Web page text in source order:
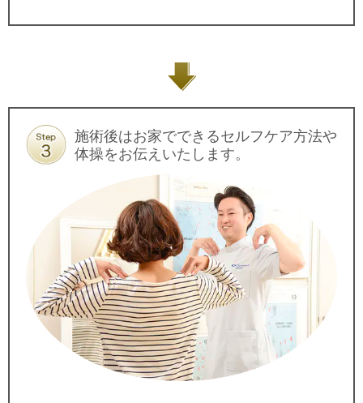
施術後はお家でできるセルフケア方法や
体操をお伝えいたします。